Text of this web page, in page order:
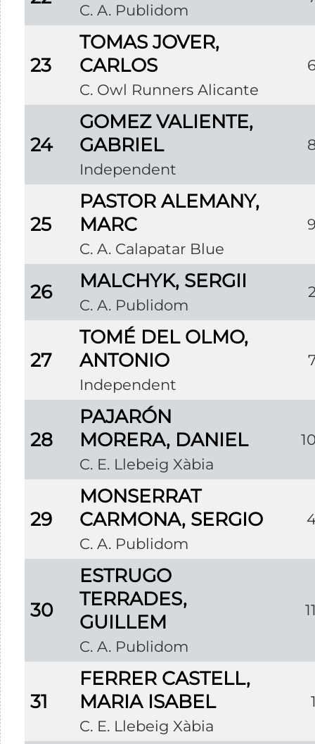
C. A. Publidom
23
TOMAS JOVER,
CARLOS
C. Owl Runners Alicante
24
GOMEZ VALIENTE,
GABRIEL
Independent
25
PASTOR ALEMANY,
MARC
C. A. Calapatar Blue
26 MALCHYK, SERGII
C. A. Publidom
27
TOMÉ DEL OLMO,
ANTONIO
Independent
28
PAJARÓN
MORERA, DANIEL
C. E. Llebeig Xàbia
29
MONSERRAT
CARMONA, SERGIO
C. A. Publidom
30
ESTRUGO
TERRADES,
GUILLEM
C. A. Publidom
31
FERRER CASTELL,
MARIA ISABEL
C. E. Llebeig Xàbia